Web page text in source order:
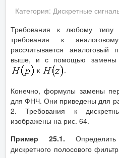
Категория: Дискретные
Требования к любому типу
требования к
рассчитывается аналоговый
выше, и с помощью замены
к
.
Конечно, формулы замены
для ФНЧ. Они приведены для
2. Требования к
изображены на рис. 64.
Пример 25.1.
дискретного полосового